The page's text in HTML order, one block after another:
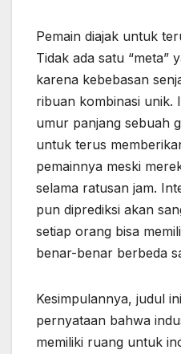
Pemain diajak untuk
Tidak ada satu “meta”
karena kebebasan
ribuan kombinasi unik.
umur panjang sebuah
untuk terus
pemainnya meski
selama ratusan jam.
pun diprediksi akan
setiap orang bisa
benar-benar berbeda
Kesimpulannya, judul
pernyataan bahwa
memiliki ruang untuk